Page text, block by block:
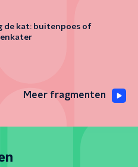
de kat: buitenpoes of
Meer fragmenten